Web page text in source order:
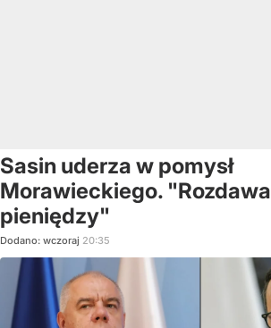
Sasin uderza w pomysł
Morawieckiego.
pieniędzy"
Dodano: wczoraj 20:35